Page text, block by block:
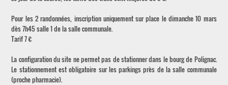
Pour les 2 randonnées, inscription uniquement sur place le dimanche 10 mars
dès 7h45 salle 1 de la salle communale.
Tarif 7 €
La configuration du site ne permet pas de stationner dans le bourg de Polignac.
Le stationnement est obligatoire sur les parkings près de la salle communale
(proche pharmacie).